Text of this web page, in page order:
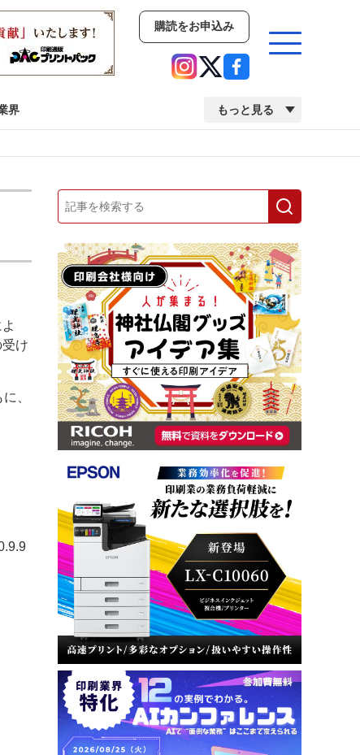
購読をお申込み
界 もっと見る
イベント
業界 市場・統計 人事・移転・異動・訃報
中古印刷機・製本機特集
2022 検査・校正特集
け
、